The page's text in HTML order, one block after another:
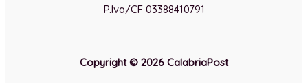
P.Iva/CF 03388410791
Copyright © 2026 CalabriaPost